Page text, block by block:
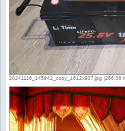
20241116_145942_copy_1612x907.jpg (266.06